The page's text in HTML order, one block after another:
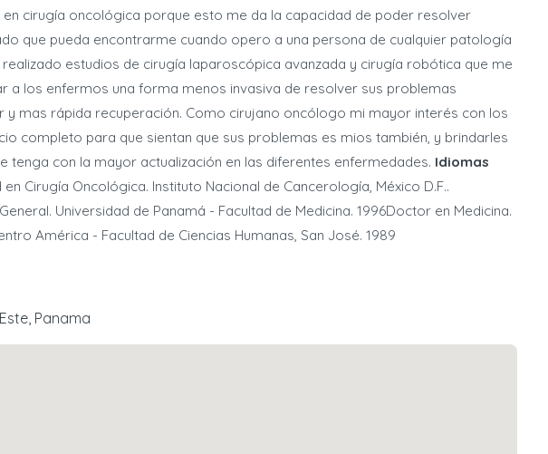
en cirugía oncológica porque esto me da la capacidad de poder resolver
que pueda encontrarme cuando opero a una persona de cualquier patología
estudios de cirugía laparoscópica avanzada y cirugía robótica que me
a los enfermos una forma menos invasiva de resolver sus problemas
y mas rápida recuperación. Como cirujano oncólogo mi mayor interés con los
completo para que sientan que sus problemas es mios también, y brindarles
tenga con la mayor actualización en las diferentes enfermedades. Idiomas
en Cirugía Oncológica. Instituto Nacional de Cancerología, México D.F..
Universidad de Panamá - Facultad de Medicina. 1996Doctor en Medicina.
América - Facultad de Ciencias Humanas, San José. 1989
Panama